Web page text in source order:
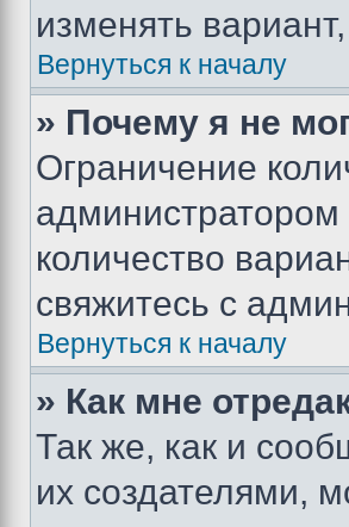
изменять
Вернуться к началу
» Почему я не
Ограничение
количество
свяжитесь с
Вернуться к началу
» Как мне
Так же, как и
их создателями,